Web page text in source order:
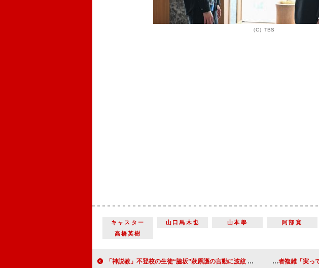
（C）TBS
キャスター 山口馬木也 山本學 阿部寛
高橋英樹
「神説教」不登校の生徒“脇坂”萩原護の言動に波紋 「一体何がしたいの」「複雑な心情が感じられた」